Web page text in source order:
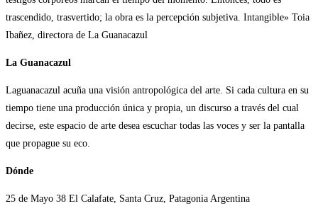
trascendido, trasvertido; la obra es la percepción subjetiva. Intangible» Toia
Ibañez, directora de La Guanacazul
La Guanacazul
Laguanacazul acuña una visión antropológica del arte. Si cada cultura en su
tiempo tiene una producción única y propia, un discurso a través del cual
decirse, este espacio de arte desea escuchar todas las voces y ser la pantalla
que propague su eco.
Dónde
25 de Mayo 38 El Calafate, Santa Cruz, Patagonia Argentina